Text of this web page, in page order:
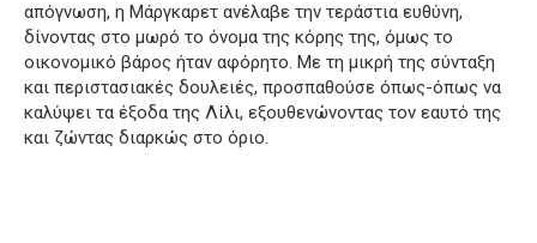
απόγνωση, η Μάργκαρετ ανέλαβε την τεράστια ευθύνη,
δίνοντας στο μωρό το όνομα της κόρης της, όμως το
οικονομικό βάρος ήταν αφόρητο. Με τη μικρή της σύνταξη
και περιστασιακές δουλειές, προσπαθούσε όπως-όπως να
καλύψει τα έξοδα της Λίλι, εξουθενώνοντας τον εαυτό της
και ζώντας διαρκώς στο όριο.